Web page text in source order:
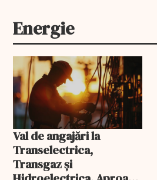
Energie
Val de angajări la
Transelectrica,
Transgaz și